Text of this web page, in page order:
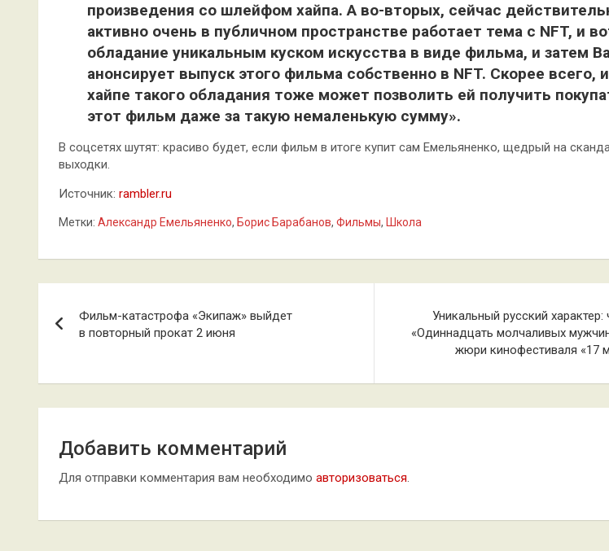
произведения со шлейфом хайпа. А во-вторых, сейчас
активно очень в публичном пространстве работает тема с NFT, и
обладание уникальным куском искусства в виде фильма, и затем
анонсирует выпуск этого фильма собственно в NFT. Скорее всего,
хайпе такого обладания тоже может позволить ей получить
этот фильм даже за такую немаленькую сумму».
В соцсетях шутят: красиво будет, если фильм в итоге купит сам Емельяненко, щедрый на
выходки.
Источник: rambler.ru
Метки: Александр Емельяненко, Борис Барабанов, Фильмы, Школа
по
Фильм-катастрофа «Экипаж» выйдет
в повторный прокат 2 июня
Уникальный русский
«Одиннадцать молчаливых
жюри кинофестиваля «17
Добавить комментарий
Для отправки комментария вам необходимо авторизоваться.